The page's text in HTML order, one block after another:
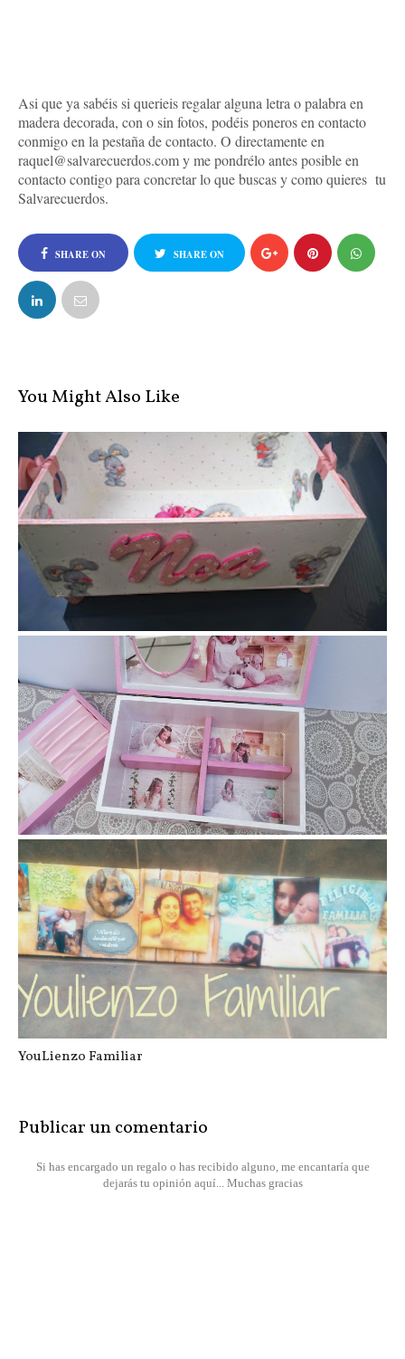
Asi que ya sabéis si querieis regalar alguna letra o palabra en
madera decorada, con o sin fotos, podéis poneros en contacto
conmigo en la pestaña de contacto. O directamente en
raquel@salvarecuerdos.com y me pondrélo antes posible en
contacto contigo para concretar lo que buscas y como quieres tu
Salvarecuerdos.
SHARE ON
FACEBOOK
SHARE ON
You Might Also Like
Caja para los juguetes de Noa
Regalos para la niñas que hacen la ...
YouLienzo Familiar
Publicar un comentario
Si has encargado un regalo o has recibido alguno, me encantaría que
dejarás tu opinión aquí... Muchas gracias